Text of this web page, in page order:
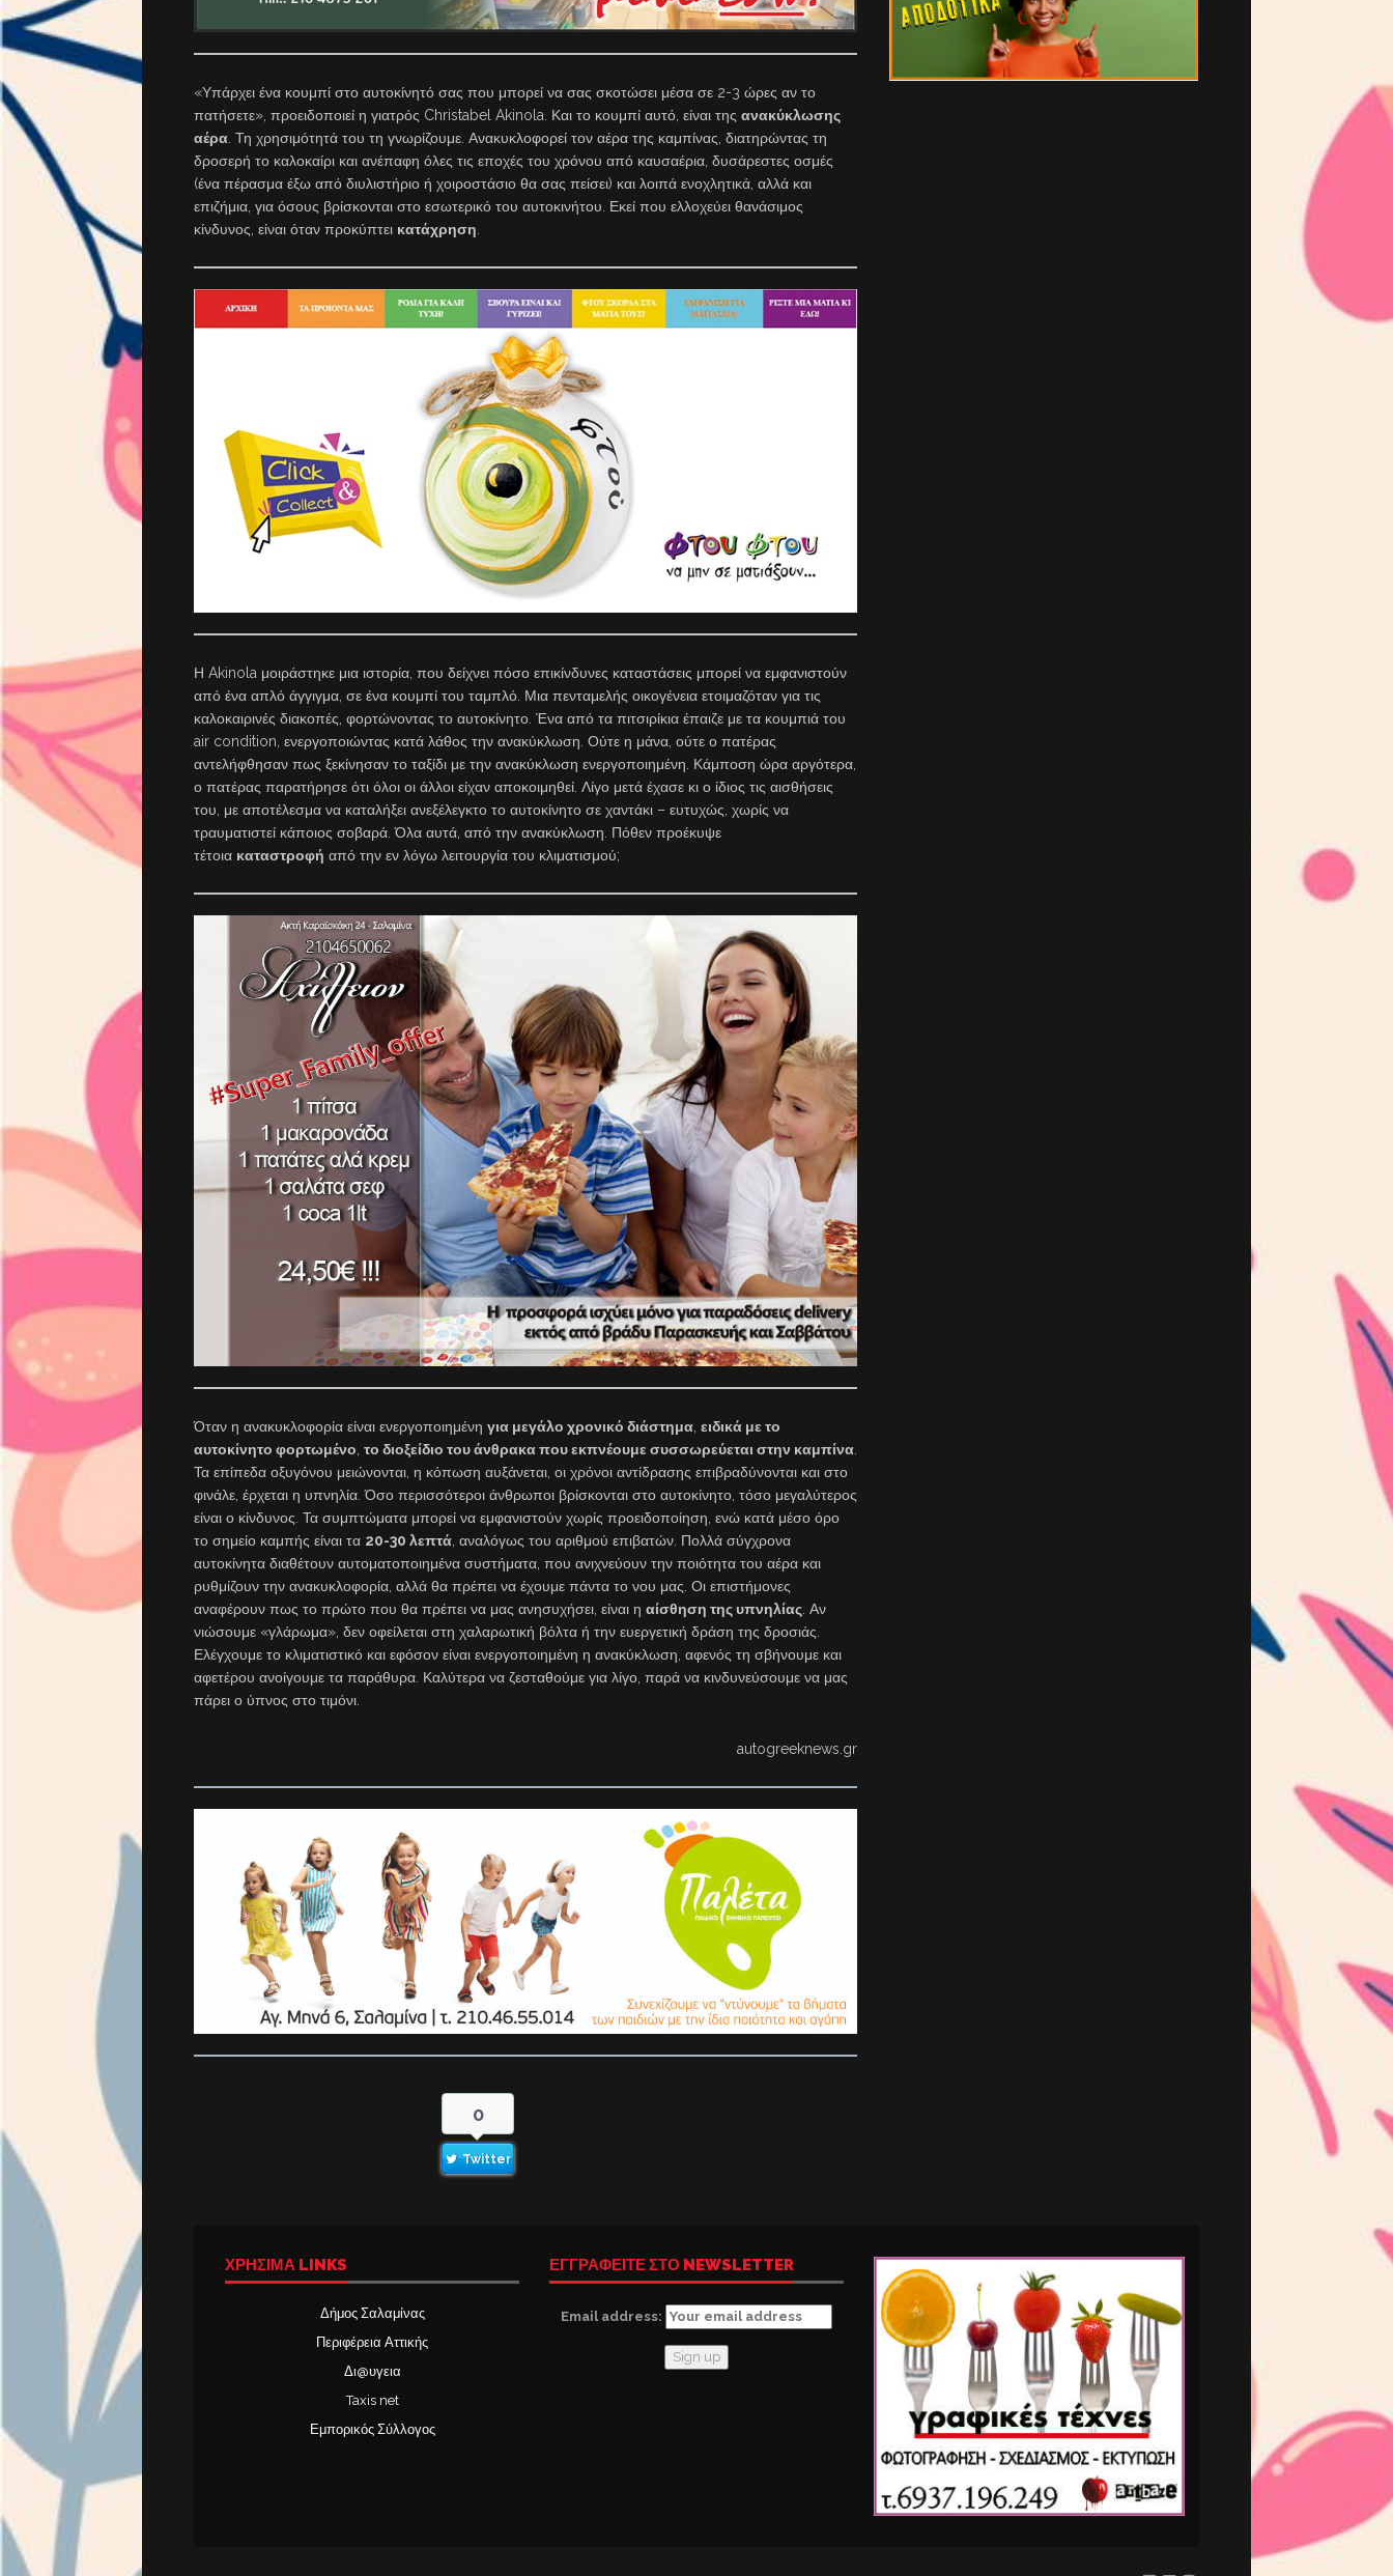
«Υπάρχει ένα κουμπί στο αυτοκίνητό σας που μπορεί να σας σκοτώσει μέσα σε 2-3 ώρες αν το
πατήσετε», προειδοποιεί η γιατρός Christabel Akinola. Και το κουμπί αυτό, είναι της ανακύκλωσης
αέρα . Τη χρησιμότητά του τη γνωρίζουμε. Ανακυκλοφορεί τον αέρα της καμπίνας, διατηρώντας τη
δροσερή το καλοκαίρι και ανέπαφη όλες τις εποχές του χρόνου από καυσαέρια, δυσάρεστες οσμές
(ένα πέρασμα έξω από διυλιστήριο ή χοιροστάσιο θα σας πείσει) και λοιπά ενοχλητικά, αλλά και
επιζήμια, για όσους βρίσκονται στο εσωτερικό του αυτοκινήτου. Εκεί που ελλοχεύει θανάσιμος
κίνδυνος, είναι όταν προκύπτει κατάχρηση
Η Akinola μοιράστηκε μια ιστορία, που δείχνει πόσο επικίνδυνες καταστάσεις μπορεί να εμφανιστούν
από ένα απλό άγγιγμα, σε ένα κουμπί του ταμπλό. Μια πενταμελής οικογένεια ετοιμαζόταν για τις
καλοκαιρινές διακοπές, φορτώνοντας το αυτοκίνητο. Ένα από τα πιτσιρίκια έπαιζε με τα κουμπιά του
air condition, ενεργοποιώντας κατά λάθος την ανακύκλωση. Ούτε η μάνα, ούτε ο πατέρας
αντελήφθησαν πως ξεκίνησαν το ταξίδι με την ανακύκλωση ενεργοποιημένη. Κάμποση ώρα αργότερα,
ο πατέρας παρατήρησε ότι όλοι οι άλλοι είχαν αποκοιμηθεί. Λίγο μετά έχασε κι ο ίδιος τις αισθήσεις
του, με αποτέλεσμα να καταλήξει ανεξέλεγκτο το αυτοκίνητο σε χαντάκι – ευτυχώς, χωρίς να
τραυματιστεί κάποιος σοβαρά. Όλα αυτά, από την ανακύκλωση. Πόθεν προέκυψε
τέτοια καταστροφή από την εν λόγω λειτουργία του κλιματισμού;
Όταν η ανακυκλοφορία είναι ενεργοποιημένη για μεγάλο χρονικό διάστημα ειδικά με το
αυτοκίνητο φορτωμένο το διοξείδιο του άνθρακα που εκπνέουμε συσσωρεύεται στην καμπίνα
Τα επίπεδα οξυγόνου μειώνονται, η κόπωση αυξάνεται, οι χρόνοι αντίδρασης επιβραδύνονται και στο
φινάλε, έρχεται η υπνηλία. Όσο περισσότεροι άνθρωποι βρίσκονται στο αυτοκίνητο, τόσο μεγαλύτερος
είναι ο κίνδυνος. Τα συμπτώματα μπορεί να εμφανιστούν χωρίς προειδοποίηση, ενώ κατά μέσο όρο
το σημείο καμπής είναι τα 20-30 λεπτά , αναλόγως του αριθμού επιβατών. Πολλά σύγχρονα
αυτοκίνητα διαθέτουν αυτοματοποιημένα συστήματα, που ανιχνεύουν την ποιότητα του αέρα και
ρυθμίζουν την ανακυκλοφορία, αλλά θα πρέπει να έχουμε πάντα το νου μας. Οι επιστήμονες
αναφέρουν πως το πρώτο που θα πρέπει να μας ανησυχήσει, είναι η αίσθηση της υπνηλίας . Αν
νιώσουμε «γλάρωμα», δεν οφείλεται στη χαλαρωτική βόλτα ή την ευεργετική δράση της δροσιάς.
Ελέγχουμε το κλιματιστικό και εφόσον είναι ενεργοποιημένη η ανακύκλωση, αφενός τη σβήνουμε και
αφετέρου ανοίγουμε τα παράθυρα. Καλύτερα να ζεσταθούμε για λίγο, παρά να κινδυνεύσουμε να μας
πάρει ο ύπνος στο τιμόνι.
autogreeknews.gr
0
Twitter
ΧΡΉΣΙΜΑ LINKS
Δήμος Σαλαμίνας
Περιφέρεια Αττικής
Δι@υγεια
Taxis net
Εμπορικός Σύλλογος
ΕΓΓΡΑΦΕΙΤΕ ΣΤΟ NEWSLETTER
Email address: